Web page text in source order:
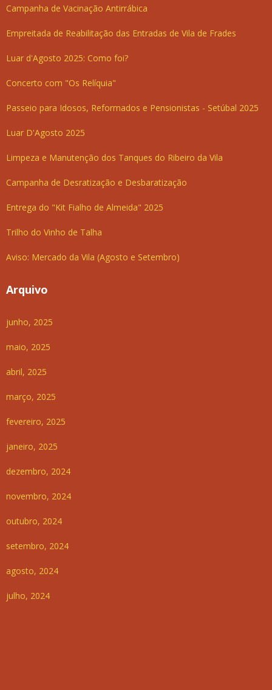
Campanha de Vacinação Antirrábica
Empreitada de Reabilitação das Entradas de Vila de Frades
Luar d'Agosto 2025: Como foi?
Concerto com "Os Relíquia"
Passeio para Idosos, Reformados e Pensionistas - Setúbal 2025
Luar D'Agosto 2025
Limpeza e Manutenção dos Tanques do Ribeiro da Vila
Campanha de Desratização e Desbaratização
Entrega do "Kit Fialho de Almeida" 2025
Trilho do Vinho de Talha
Aviso: Mercado da Vila (Agosto e Setembro)
Arquivo
junho, 2025
maio, 2025
abril, 2025
março, 2025
fevereiro, 2025
janeiro, 2025
dezembro, 2024
novembro, 2024
outubro, 2024
setembro, 2024
agosto, 2024
julho, 2024